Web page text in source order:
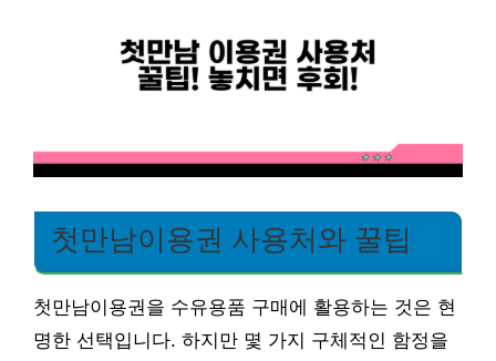
첫만남이용권 사용처와 꿀팁
첫만남이용권을 수유용품 구매에 활용하는 것은 현
명한 선택입니다. 하지만 몇 가지 구체적인 함정을